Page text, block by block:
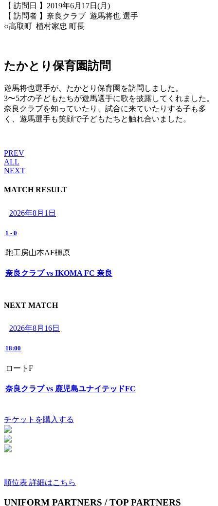
【 訪問日 】2019年6月17日(月)
【 訪問者 】奈良クラブ 遊馬将也 選手
○高取町 植村家忠 町長
たかとり保育園訪問
遊馬将也選手が、たかとり保育園を訪問しました。
3〜5才の子どもたちが遊馬選手に歌を披露してくれました。
奈良クラブを知っていたり、試合に来ていたりする子も多
く、遊馬選手も笑顔で子どもたちと触れ合いました。
PREV
ALL
NEXT
MATCH RESULT
2026年8月1日
1 - 0
鞄工房山本AF橿原
奈良クラブ vs IKOMA FC 奈良
NEXT MATCH
2026年8月16日
18:00
ロートF
奈良クラブ vs 鹿児島ユナイテッドFC
チケットを購入する
順位表 詳細はこちら
UNIFORM PARTNERS / TOP PARTNERS